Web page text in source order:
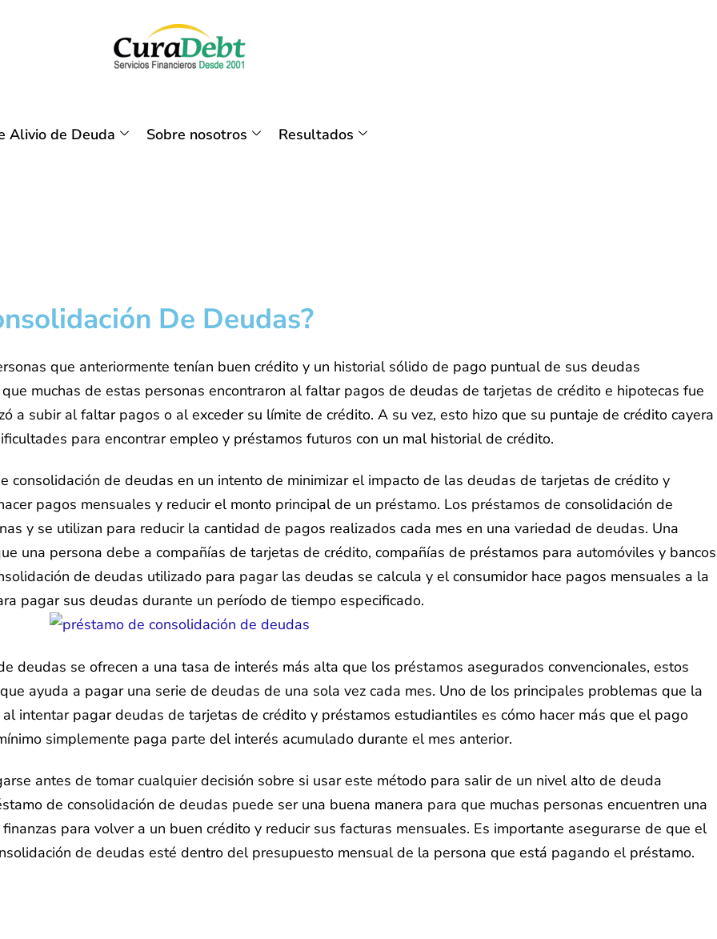
Alivio de Deuda Sobre nosotros Resultados
De Deudas?
que anteriormente tenían buen crédito y un historial sólido de pago puntual de sus deudas
muchas de estas personas encontraron al faltar pagos de deudas de tarjetas de crédito e hipotecas fue
a subir al faltar pagos o al exceder su límite de crédito. A su vez, esto hizo que su puntaje de crédito cayera
para encontrar empleo y préstamos futuros con un mal historial de crédito.
consolidación de deudas en un intento de minimizar el impacto de las deudas de tarjetas de crédito y
pagos mensuales y reducir el monto principal de un préstamo. Los préstamos de consolidación de
y se utilizan para reducir la cantidad de pagos realizados cada mes en una variedad de deudas. Una
una persona debe a compañías de tarjetas de crédito, compañías de préstamos para automóviles y bancos
de deudas utilizado para pagar las deudas se calcula y el consumidor hace pagos mensuales a la
pagar sus deudas durante un período de tiempo especificado.
deudas se ofrecen a una tasa de interés más alta que los préstamos asegurados convencionales, estos
ayuda a pagar una serie de deudas de una sola vez cada mes. Uno de los principales problemas que la
intentar pagar deudas de tarjetas de crédito y préstamos estudiantiles es cómo hacer más que el pago
simplemente paga parte del interés acumulado durante el mes anterior.
antes de tomar cualquier decisión sobre si usar este método para salir de un nivel alto de deuda
de consolidación de deudas puede ser una buena manera para que muchas personas encuentren una
para volver a un buen crédito y reducir sus facturas mensuales. Es importante asegurarse de que el
de deudas esté dentro del presupuesto mensual de la persona que está pagando el préstamo.